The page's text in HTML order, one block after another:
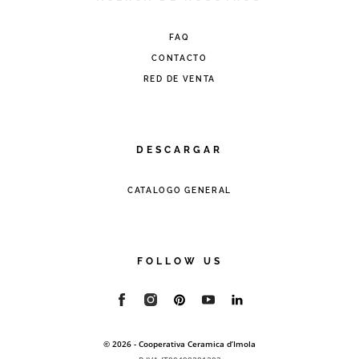
FAQ
CONTACTO
RED DE VENTA
DESCARGAR
CATALOGO GENERAL
FOLLOW US
© 2026 - Cooperativa Ceramica d’Imola